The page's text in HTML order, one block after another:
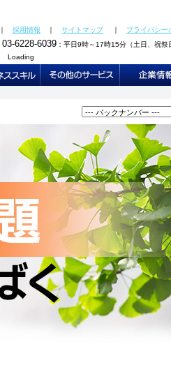
採用情報 ｜ サイトマップ｜ プライバシー
03-6228-6039 ：平日9時～17時15分（土日、祝祭
Loading